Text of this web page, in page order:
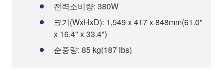
전력소비량: 380W
크기(WxHxD): 1,549 x 417 x 848mm(61.0"
x 16.4" x 33.4")
순중량: 85 kg(187 lbs)